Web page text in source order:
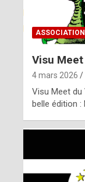
m
ASSOCIATION
Visu
4 mars 2026
Visu Meet du
belle édition :